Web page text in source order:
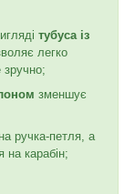
тубуса із
легко
зручно;
зменшує
ручка-петля, а
на карабін;